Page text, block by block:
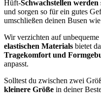
Hüft-Schwachstellen
und sorgen so für ein gutes
umschließen deinen Busen
Wir verzichten auf
elastischen Materials bietet
Tragekomfort und
anpasst.
Solltest du zwischen zwei
kleinere Größe in deiner